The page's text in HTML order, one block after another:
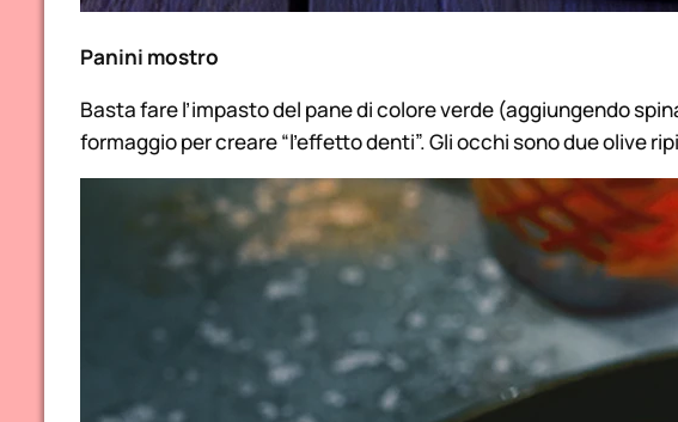
Panini mostro
Basta fare l’impasto del pane di colore verde (aggiungendo
formaggio per creare “l’effetto denti”. Gli occhi sono due olive